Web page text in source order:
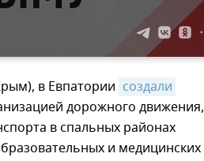
в Евпатории создали
дорожного движения,
в спальных районах
и медицинских